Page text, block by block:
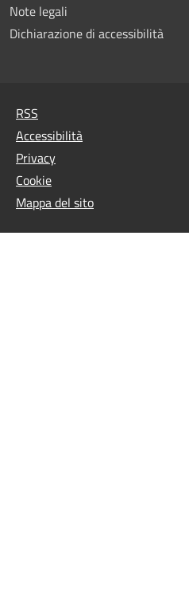
Note legali
Dichiarazione di accessibilità
RSS
Accessibilità
Privacy
Cookie
Mappa del sito